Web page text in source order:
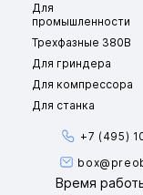
Для
промышленности
Трехфазные 380В
Для гриндера
Для компрессора
Для станка
+7 (495)
Время